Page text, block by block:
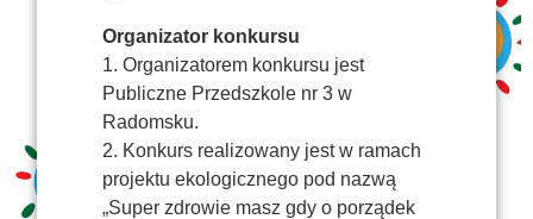
Organizator konkursu
1. Organizatorem konkursu jest
Publiczne Przedszkole nr 3 w
Radomsku.
2. Konkurs realizowany jest w ramach
projektu ekologicznego pod nazwą
„Super zdrowie masz gdy o porządek